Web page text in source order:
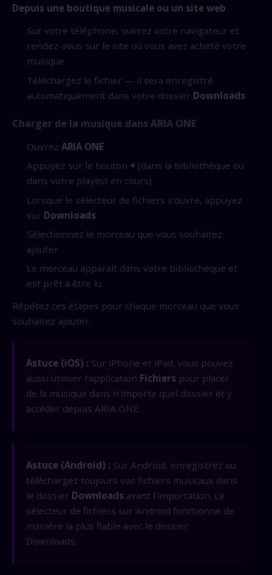
Depuis une boutique musicale ou un site web
Sur votre téléphone, ouvrez votre navigateur et
rendez-vous sur le site où vous avez acheté votre
musique
Téléchargez le fichier — il sera enregistré
automatiquement dans votre dossier Downloads
Charger de la musique dans ARIA ONE
Ouvrez ARIA ONE
Appuyez sur le bouton + (dans la bibliothèque ou
dans votre playlist en cours)
Lorsque le sélecteur de fichiers s'ouvre, appuyez
sur Downloads
Sélectionnez le morceau que vous souhaitez
ajouter
Le morceau apparaît dans votre bibliothèque et
est prêt à être lu
Répétez ces étapes pour chaque morceau que vous
souhaitez ajouter.
Astuce (iOS) : Sur iPhone et iPad, vous pouvez
aussi utiliser l'application Fichiers pour placer
de la musique dans n'importe quel dossier et y
accéder depuis ARIA ONE.
Astuce (Android) : Sur Android, enregistrez ou
téléchargez toujours vos fichiers musicaux dans
le dossier Downloads avant l'importation. Le
sélecteur de fichiers sur Android fonctionne de
manière la plus fiable avec le dossier
Downloads.